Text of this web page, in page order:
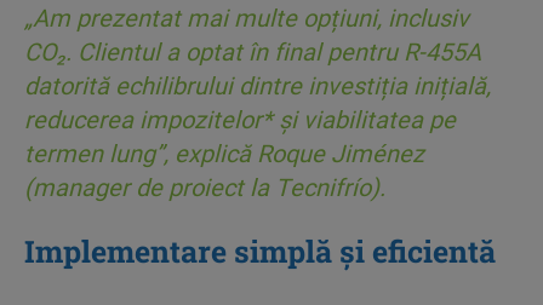
„Am prezentat mai multe opțiuni, inclusiv
CO₂. Clientul a optat în final pentru R-455A
datorită echilibrului dintre investiția inițială,
reducerea impozitelor* și viabilitatea pe
termen lung”, explică Roque Jiménez
(manager de proiect la Tecnifrío).
Implementare simplă și eficientă